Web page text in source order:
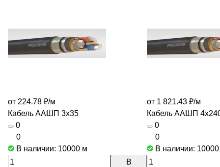
от 224.78 ₽/м
Кабель ААШП 3х35
0
0
В наличии: 10000 м
В
от 1 821.43 ₽/м
Кабель ААШП
0
0
В наличии: